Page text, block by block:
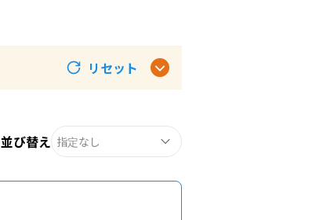
リセット
並び替え 指定なし